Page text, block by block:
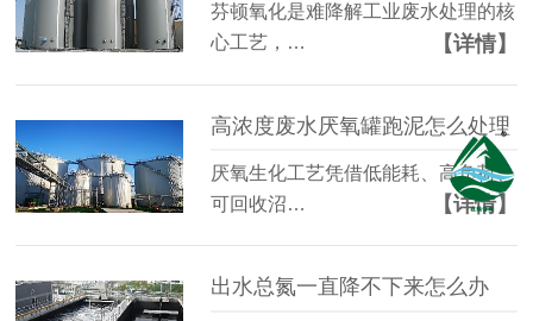
芬顿氧化是难降解工业废水处理的核
心工艺，…
【详情】
高浓度废水厌氧罐跑泥怎么处理
厌氧生化工艺凭借低能耗、高负荷、
可回收沼…
【详情】
出水总氮一直降不下来怎么办